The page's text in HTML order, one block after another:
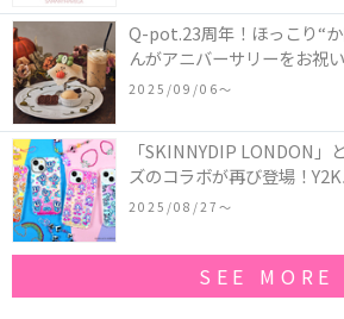
Q-pot.23周年！ほっこり“
んがアニバーサリーをお祝
ーキアクセサリー」が新発
「かぼちゃのオバケーキプ
2025/09/06〜
「SKINNYDIP LONDON」
ズのコラボが再び登場！
作コレクションを発売♪
2025/08/27〜
SEE MORE